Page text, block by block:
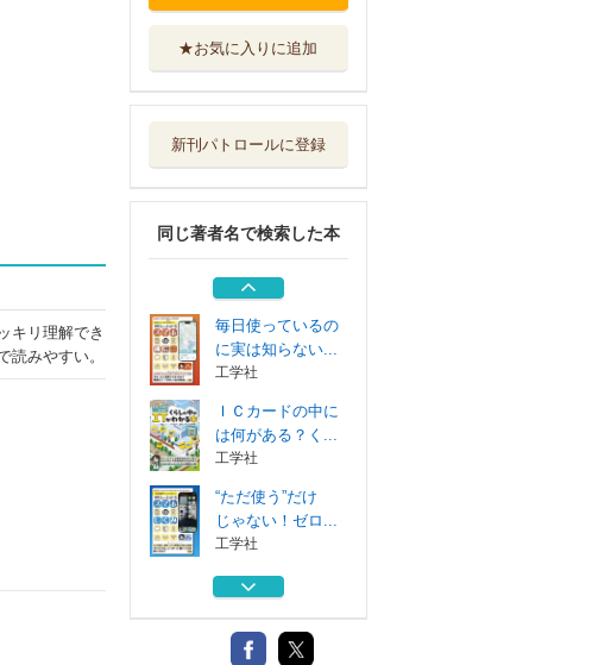
キリ理解でき
みやすい。
★お気に入りに追加
新刊パトロールに登録
同じ著者名で検索した本
“ただ使う”だけ
じゃない！ゼロ...
技術の波に乗り遅
工学社
業界と仕事の流れ
がわかる！ＩＴ...
工学社
毎日使っているの
に実は知らない...
工学社
ＩＣカードの中に
は何がある？く...
工学社
“ただ使う”だけ
じゃない！ゼロ...
工学社
技術の波に乗り遅
工学社